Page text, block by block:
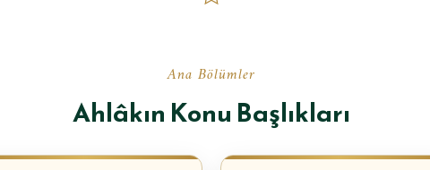
Ana Bölümler
Ahlâkın Konu Başlıkları